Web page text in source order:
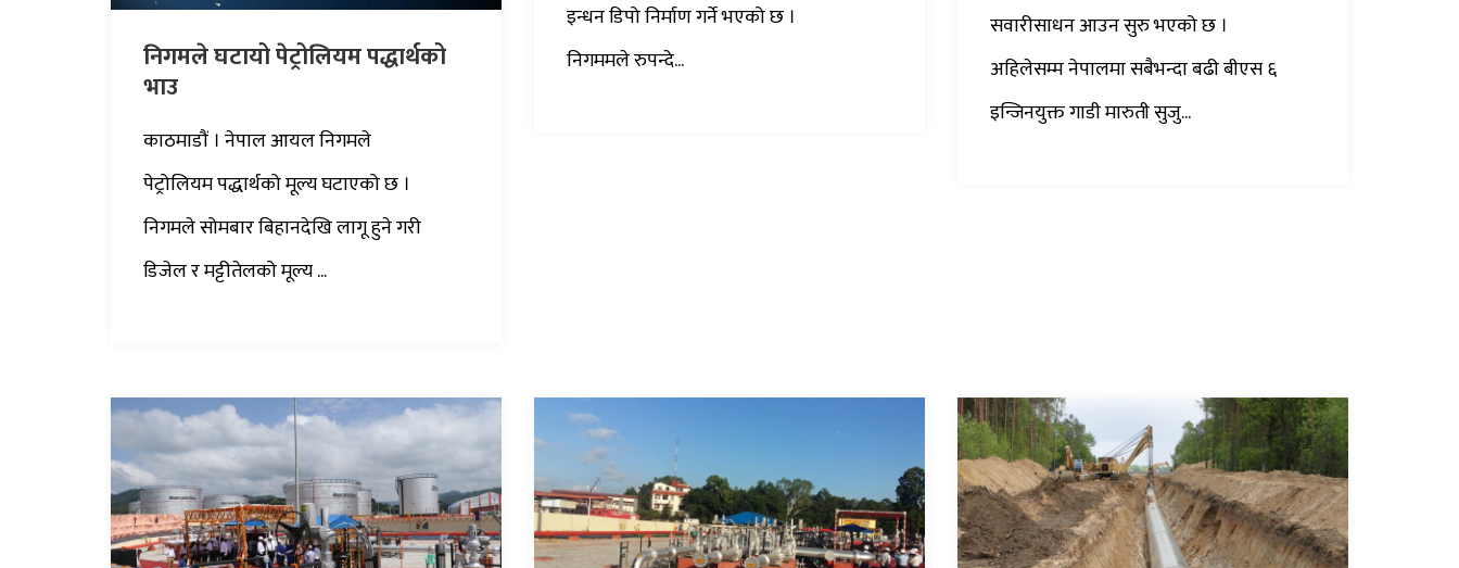
निगमले घटायो पेट्रोलियम पद्धार्थको
भाउ
काठमाडौं । नेपाल आयल निगमले
पेट्रोलियम पद्धार्थको मूल्य घटाएको छ ।
निगमले सोमबार बिहानदेखि लागू हुने गरी
डिजेल र मट्टीतेलको मूल्य ...
इन्धन डिपो निर्माण गर्ने भएको छ ।
निगममले रुपन्दे...
सवारीसाधन आउन सुरु भएको छ ।
अहिलेसम्म नेपालमा सबैभन्दा बढी बीएस ६
इन्जिनयुक्त गाडी मारुती सुजु...